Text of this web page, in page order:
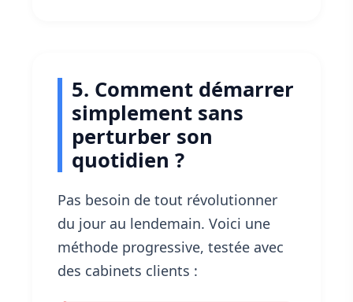
5. Comment démarrer
simplement sans
perturber son
quotidien ?
Pas besoin de tout révolutionner
du jour au lendemain. Voici une
méthode progressive, testée avec
des cabinets clients :